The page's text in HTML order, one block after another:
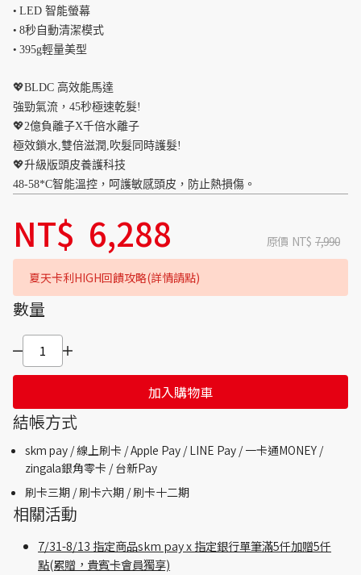
• LED 智能螢幕
• 8秒自動清潔模式
• 395g輕量美型
💖BLDC 高效能馬達
強勁氣流，45秒極速乾髮!
💖2億負離子X千倍水離子
極效鎖水,雙倍滋潤,吹髮同時護髮!
💖升級版頭皮養護科技
48-58*C智能溫控，呵護敏感頭皮，防止熱損傷。
NT$ 6,288 原價 NT$ 7,990
夏天卡利HIGH回饋攻略(詳情請點)
數量
加入購物車
結帳方式
skm pay /線上刷卡 / Apple Pay /LINE Pay / 一卡通MONEY /
zingala銀角零卡 /台新Pay
刷卡三期 /刷卡六期 /刷卡十二期
相關活動
7/31-8/13 指定商品skm pay x 指定銀行單筆滿5仟加贈5仟
點(累贈，貴賓卡會員獨享)